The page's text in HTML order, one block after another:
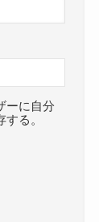
ーに自分
る。